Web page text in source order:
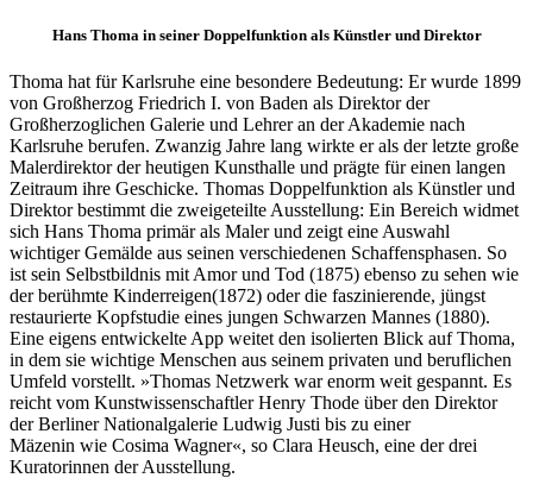
Buchbesprechungen von Harald Schwiers
Haralds Streifzüge
Hörtipps von Harald Schwiers
Kunstausflüge mit Sigrid Balke
Marc Peschke – Out of The Länd
Buchtipps von Uli Rothfuss
Hausbesuche
Frederick D. Bunsen – Kunst
Bildergeschichten von Jürgen Linde und Dietmar
Zankel
Kunsttheorie: Kunstführer und Flugschwein
Kunst geht weiter.
Hans Thoma in seiner Doppelfunktion als Künstler und Direktor
Thoma hat für Karlsruhe eine besondere Bedeutung: Er wurde 1899
von Großherzog Friedrich I. von Baden als Direktor der
Großherzoglichen Galerie und Lehrer an der Akademie nach
Karlsruhe berufen. Zwanzig Jahre lang wirkte er als der letzte große
Malerdirektor der heutigen Kunsthalle und prägte für einen langen
Zeitraum ihre Geschicke. Thomas Doppelfunktion als Künstler und
Direktor bestimmt die zweigeteilte Ausstellung: Ein Bereich widmet
sich Hans Thoma primär als Maler und zeigt eine Auswahl
wichtiger Gemälde aus seinen verschiedenen Schaffensphasen. So
ist sein Selbstbildnis mit Amor und Tod (1875) ebenso zu sehen wie
der berühmte Kinderreigen(1872) oder die faszinierende, jüngst
restaurierte Kopfstudie eines jungen Schwarzen Mannes (1880).
Eine eigens entwickelte App weitet den isolierten Blick auf Thoma,
in dem sie wichtige Menschen aus seinem privaten und beruflichen
Umfeld vorstellt. »Thomas Netzwerk war enorm weit gespannt. Es
reicht vom Kunstwissenschaftler Henry Thode über den Direktor
der Berliner Nationalgalerie Ludwig Justi bis zu einer
Mäzenin wie Cosima Wagner«, so Clara Heusch, eine der drei
Kuratorinnen der Ausstellung.